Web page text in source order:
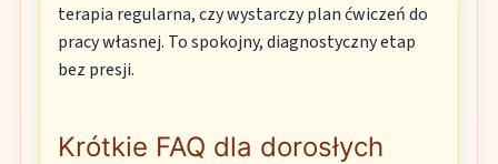
terapia regularna, czy wystarczy plan ćwiczeń do
pracy własnej. To spokojny, diagnostyczny etap
bez presji.
Krótkie FAQ dla dorosłych